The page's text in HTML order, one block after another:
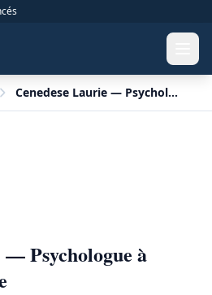
Cenedese Laurie — Psychologue à Chalon sur Saône
— Psychologue à